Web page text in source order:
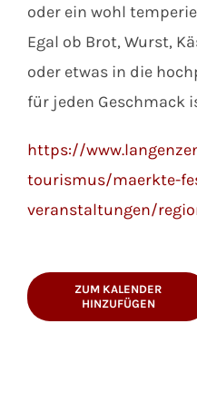
oder ein wohl
Egal ob Brot, Wurst,
oder etwas in die
für jeden Geschmack
https://
tourismus/maerkte-
veranstaltungen/
ZUM KALENDER
HINZUFÜGEN